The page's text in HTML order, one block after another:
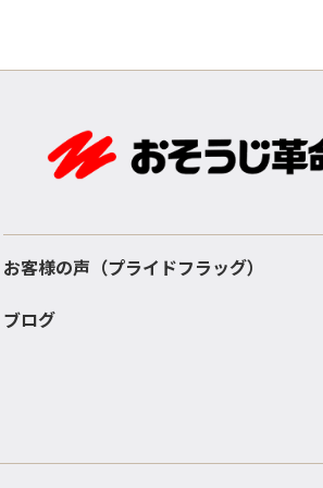
お客様の声（プライドフラッグ）
ブログ